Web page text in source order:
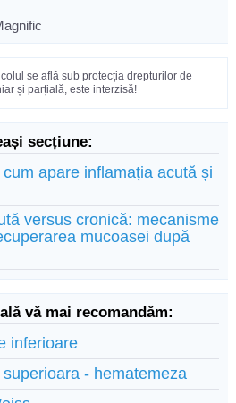
se află sub protecția drepturilor de
și parțială, este interzisă!
secțiune:
apare inflamația acută și
versus cronică: mecanisme
mucoasei după
vă mai recomandăm:
inferioare
- hematemeza